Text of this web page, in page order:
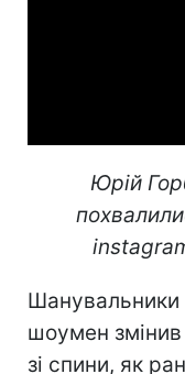
Юрій
Шанувальники
шоумен змінив
зі спини, як